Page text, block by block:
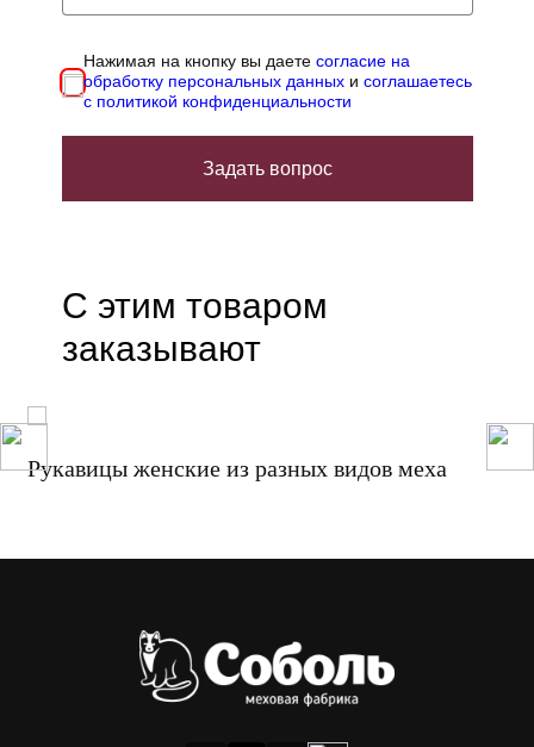
Нажимая на кнопку вы даетесогласие на
обработку персональных данных исоглашаетесь
с политикой конфиденциальности
Задать вопрос
С этим товаром
заказывают
Рукавицы женские из разных видов меха